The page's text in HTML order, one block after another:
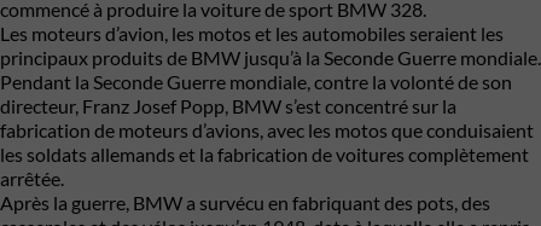
commencé à produire la voiture de sport BMW 328.
Les moteurs d’avion, les motos et les automobiles seraient les
principaux produits de BMW jusqu’à la Seconde Guerre mondiale.
Pendant la Seconde Guerre mondiale, contre la volonté de son
directeur, Franz Josef Popp, BMW s’est concentré sur la
fabrication de moteurs d’avions, avec les motos que conduisaient
les soldats allemands et la fabrication de voitures complètement
arrêtée.
Après la guerre, BMW a survécu en fabriquant des pots, des